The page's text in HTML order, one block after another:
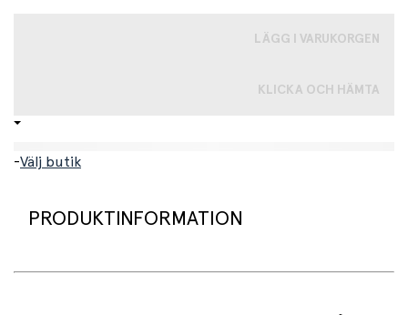
LÄGG I VARUKORGEN
KLICKA OCH HÄMTA
-Välj butik
PRODUKTINFORMATION